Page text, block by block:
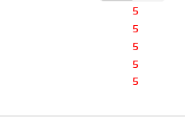
5
5
5
5
5